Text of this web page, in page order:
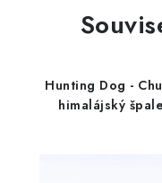
Hunting Dog -
himalájský